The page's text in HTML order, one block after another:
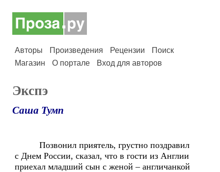
Авторы Произведения Рецензии
Поиск
Магазин
О портале Вход для авторов
Экспэ
Саша Тумп
Позвонил приятель, грустно поздравил
с Днем России, сказал, что в гости из Англии
приехал младший сын с женой – англичанкой